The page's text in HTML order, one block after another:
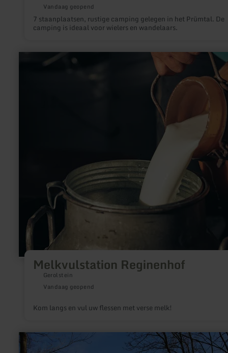
Vandaag geopend
7 staanplaatsen, rustige camping gelegen in het Prümtal. De
camping is ideaal voor wielers en wandelaars.
Melkvulstation Reginenhof
Gerolstein
Vandaag geopend
Kom langs en vul uw flessen met verse melk!
informatie
meer
informatie